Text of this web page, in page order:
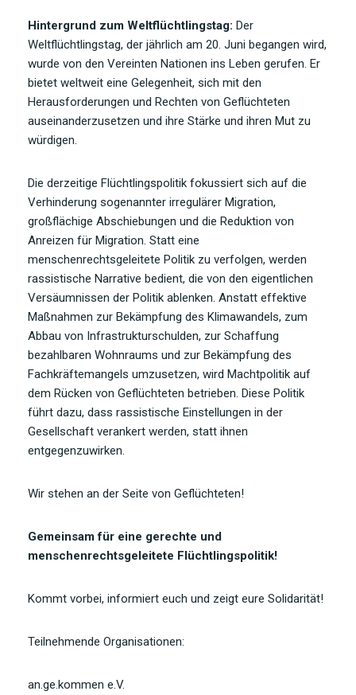
Hintergrund zum Weltflüchtlingstag: Der
Weltflüchtlingstag, der jährlich am 20. Juni begangen wird,
wurde von den Vereinten Nationen ins Leben gerufen. Er
bietet weltweit eine Gelegenheit, sich mit den
Herausforderungen und Rechten von Geflüchteten
auseinanderzusetzen und ihre Stärke und ihren Mut zu
würdigen.
Die derzeitige Flüchtlingspolitik fokussiert sich auf die
Verhinderung sogenannter irregulärer Migration,
großflächige Abschiebungen und die Reduktion von
Anreizen für Migration. Statt eine
menschenrechtsgeleitete Politik zu verfolgen, werden
rassistische Narrative bedient, die von den eigentlichen
Versäumnissen der Politik ablenken. Anstatt effektive
Maßnahmen zur Bekämpfung des Klimawandels, zum
Abbau von Infrastrukturschulden, zur Schaffung
bezahlbaren Wohnraums und zur Bekämpfung des
Fachkräftemangels umzusetzen, wird Machtpolitik auf
dem Rücken von Geflüchteten betrieben. Diese Politik
führt dazu, dass rassistische Einstellungen in der
Gesellschaft verankert werden, statt ihnen
entgegenzuwirken.
Wir stehen an der Seite von Geflüchteten!
Gemeinsam für eine gerechte und
menschenrechtsgeleitete Flüchtlingspolitik!
Kommt vorbei, informiert euch und zeigt eure Solidarität!
Teilnehmende Organisationen:
an.ge.kommen e.V.